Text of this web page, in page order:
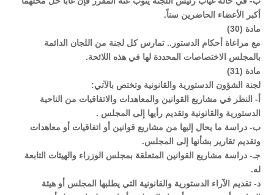
أكبر الأعضاء الحاضرين سناً.
مادة (30)
مع مراعاة أحكام الدستور.. تمارس كل لجنة من اللجان الدائمة
بالمجلس الاختصاصات المحددة لها في هذه اللائحة.
مادة (31)
لجنة الشؤون الدستورية والقانونية وتختص بالآتي:
أ‌- النظر في مشاريع القوانين والمعاهدات والاتفاقيات من الناحية
الدستورية والقانونية وتقديم رأيها إلى المجلس .
ب- دراسة ما يحال إليها من مشاريع قوانين أو اتفاقيات أو معاهدات
وتقديم تقارير بشأنها إلى المجلس.
جـ- دراسة مشاريع القوانين المتعلقة بمجلس الوزراء والهيئات التابعة
له.
د- تقديم الآراء الدستورية والقانونية التي يطلبها المجلس أو هيئة